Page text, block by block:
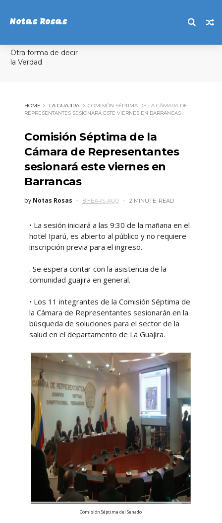
Notas Rosas
Otra forma de decir
la Verdad
HOME LA GUAJIRA
COMISIÓN SÉPTIMA DE LA CÁMARA DE
REPRESENTANTES SESIONARÁ ESTE VIERNES EN BARRANCAS
Comisión Séptima de la
Cámara de Representantes
sesionará este viernes en
Barrancas
by Notas Rosas 8 YEARS AGO 2 MINUTE READ
• La sesión iniciará a las 9:30 de la mañana en el
hotel Iparú, es abierto al público y no requiere
inscripción previa para el ingreso.
. Se espera contar con la asistencia de la
comunidad guajira en general.
• Los 11 integrantes de la Comisión Séptima de
la Cámara de Representantes sesionarán en la
búsqueda de soluciones para el sector de la
salud en el departamento de La Guajira.
Comisión Séptima del Senado